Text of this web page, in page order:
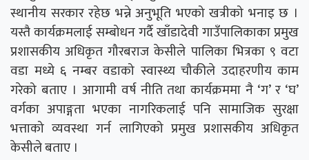
स्थानीय सरकार रहेछ भन्ने अनुभूति भएको खत्रीको भनाइ छ ।
यस्तै कार्यक्रमलाई सम्बोधन गर्दै खाँडादेवी गाउँपालिकाका प्रमुख
प्रशासकीय अधिकृत गौरबराज केसीले पालिका भित्रका ९ वटा
वडा मध्ये ६ नम्बर वडाको स्वास्थ्य चौकीले उदाहरणीय काम
गरेको बताए । आगामी वर्ष नीति तथा कार्यक्रममा नै ‘ग’ र ‘घ’
वर्गका अपाङ्गता भएका नागरिकलाई पनि सामाजिक सुरक्षा
भत्ताको व्यवस्था गर्न लागिएको प्रमुख प्रशासकीय अधिकृत
केसीले बताए ।